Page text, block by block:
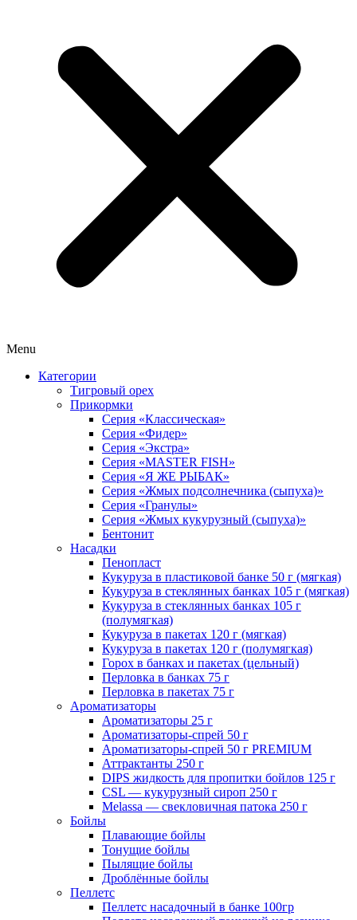
Menu
Категории
Тигровый орех
Прикормки
Серия «Классическая»
Серия «Фидер»
Серия «Экстра»
Серия «MASTER FISH»
Серия «Я ЖЕ РЫБАК»
Серия «Жмых подсолнечника (сыпуха)»
Cерия «Гранулы»
Серия «Жмых кукурузный (сыпуха)»
Бентонит
Насадки
Пенопласт
Кукуруза в пластиковой банке 50 г (мягкая)
Кукуруза в стеклянных банках 105 г (мягкая)
Кукуруза в стеклянных банках 105 г
(полумягкая)
Кукуруза в пакетах 120 г (мягкая)
Кукуруза в пакетах 120 г (полумягкая)
Горох в банках и пакетах (цельный)
Перловка в банках 75 г
Перловка в пакетах 75 г
Ароматизаторы
Ароматизаторы 25 г
Ароматизаторы-спрей 50 г
Ароматизаторы-спрей 50 г PREMIUM
Аттрактанты 250 г
DIPS жидкость для пропитки бойлов 125 г
CSL — кукурузный сироп 250 г
Melassa — свекловичная патока 250 г
Бойлы
Плавающие бойлы
Тонущие бойлы
Пылящие бойлы
Дроблённые бойлы
Пеллетс
Пеллетс насадочный в банке 100гр